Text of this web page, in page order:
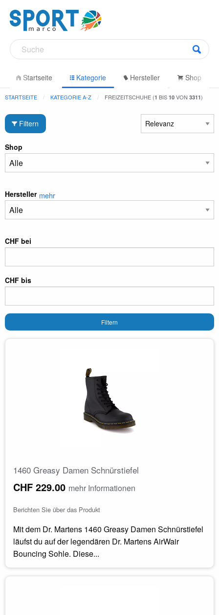
Startseite Kategorie Hersteller Shop
STARTSEITE KATEGORIE A-Z FREIZEITSCHUHE (1 BIS 10 VON 3311)
Filtern
Shop
Hersteller mehr
CHF bei
CHF bis
Filtern
1460 Greasy Damen Schnürstiefel
CHF 229.00 mehr Informationen
Berichten Sie über das Produkt
Mit dem Dr. Martens 1460 Greasy Damen Schnürstiefel
läufst du auf der legendären Dr. Martens AirWair
Bouncing Sohle. Diese...